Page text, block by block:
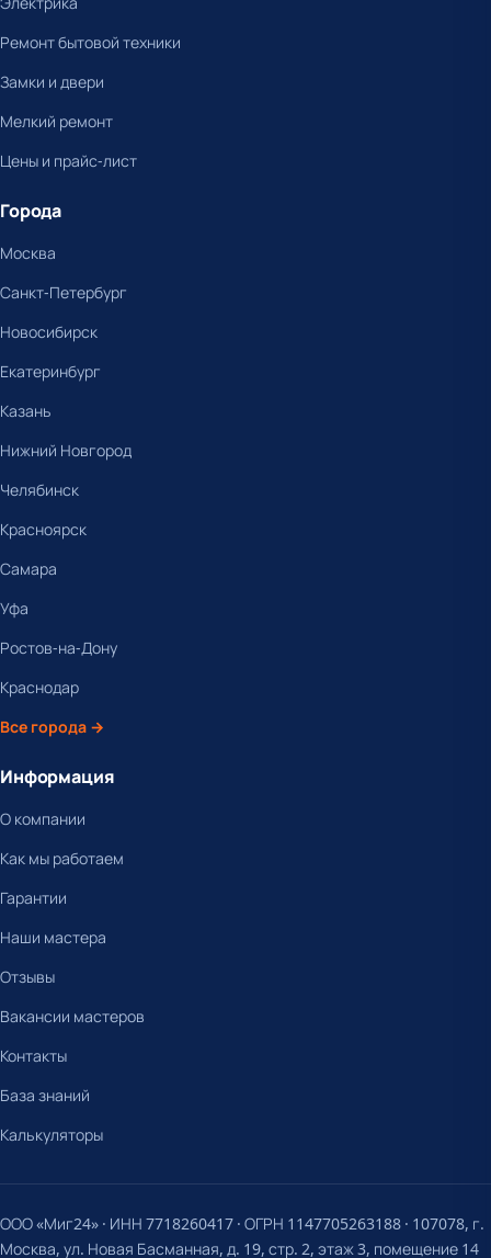
Ремонт бытовой техники
Замки и двери
Мелкий ремонт
Цены и прайс-лист
Города
Москва
Санкт-Петербург
Новосибирск
Екатеринбург
Казань
Нижний Новгород
Челябинск
Красноярск
Самара
Уфа
Ростов-на-Дону
Краснодар
Все города →
Информация
О компании
Как мы работаем
Гарантии
Наши мастера
Отзывы
Вакансии мастеров
Контакты
База знаний
Калькуляторы
ООО «Миг24» · ИНН 7718260417 · ОГРН 1147705263188 · 107078, г.
Москва, ул. Новая Басманная, д. 19, стр. 2, этаж 3, помещение 14